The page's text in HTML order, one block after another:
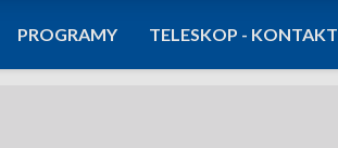
PROGRAMY TELESKOP - KONTAKT